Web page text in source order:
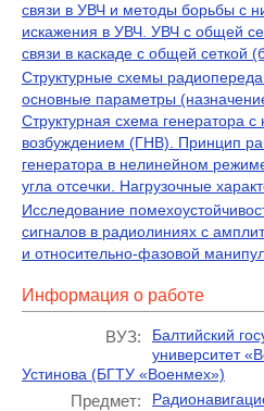
связи в УВЧ и методы борьбы с
искажения в УВЧ. УВЧ с общей
связи в каскаде с общей сеткой
Структурные схемы
основные параметры
Структурная схема генератора
возбуждением (ГНВ). Принцип
генератора в нелинейном
угла отсечки. Нагрузочные
Исследование
сигналов в радиолиниях с
и относительно-фазовой
Информация о работе
ВУЗ:
Балтийский
университет
Устинова (БГТУ «Военмех»)
Предмет: